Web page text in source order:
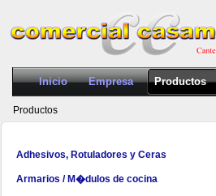
Inicio Empresa Productos
Productos
Adhesivos, Rotuladores y Ceras
Armarios / M�dulos de cocina